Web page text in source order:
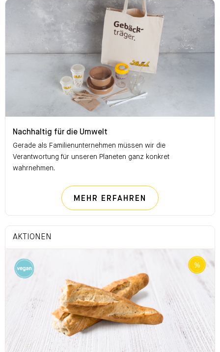
Nachhaltig für die Umwelt
Gerade als Familienunternehmen müssen wir die
Verantwortung für unseren Planeten ganz konkret
wahrnehmen.
MEHR ERFAHREN NACHHALTIG
AKTIONEN